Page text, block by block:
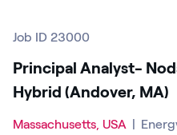
Job ID 23000
Principal Analyst-
Hybrid (Andover, MA)
Massachusetts, USA